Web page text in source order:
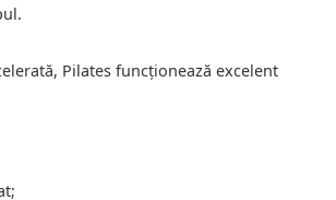
Pilates funcționează excelent